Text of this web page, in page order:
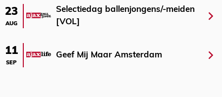
23
AUG
Selectiedag ballenjongens/-meiden
[VOL]
11
SEP
Geef Mij Maar Amsterdam